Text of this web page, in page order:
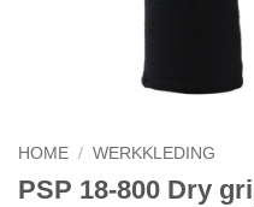
HOME / WERKKLEDING
PSP 18-800 Dry